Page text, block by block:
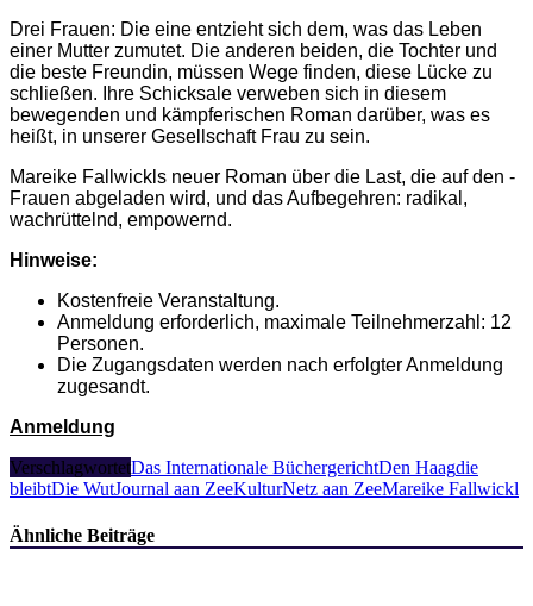
Drei Frauen: Die eine entzieht sich dem, was das Leben
einer Mutter zumutet. Die anderen beiden, die Tochter und
die beste Freundin, müssen Wege finden, diese Lücke zu
schließen. Ihre Schicksale verweben sich in diesem
bewegenden und kämpferischen Roman darüber, was es
heißt, in unserer Gesellschaft Frau zu sein.
Mareike Fallwickls neuer Roman über die Last, die auf den ­
Frauen ­abgeladen wird, und das Aufbegehren: ­radikal,
wachrüttelnd, empowernd.
Hinweise:
Kostenfreie Veranstaltung.
Anmeldung erforderlich, maximale Teilnehmerzahl: 12
Personen.
Die Zugangsdaten werden nach erfolgter Anmeldung
zugesandt.
Anmeldung
VerschlagwortetDas Internationale BüchergerichtDen Haagdie
bleibtDie WutJournal aan ZeeKulturNetz aan ZeeMareike Fallwickl
Ähnliche Beiträge